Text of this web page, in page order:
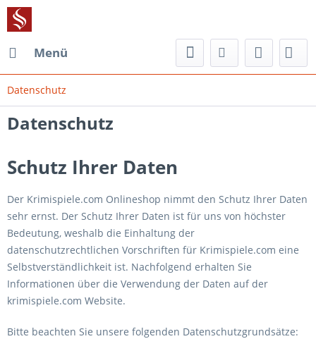
Menü
Datenschutz
Datenschutz
Schutz Ihrer Daten
Der Krimispiele.com Onlineshop nimmt den Schutz Ihrer Daten
sehr ernst. Der Schutz Ihrer Daten ist für uns von höchster
Bedeutung, weshalb die Einhaltung der
datenschutzrechtlichen Vorschriften für Krimispiele.com eine
Selbstverständlichkeit ist. Nachfolgend erhalten Sie
Informationen über die Verwendung der Daten auf der
krimispiele.com Website.
Bitte beachten Sie unsere folgenden Datenschutzgrundsätze: